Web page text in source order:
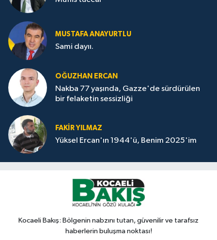
MUSTAFA ANAYURTLU
Sami dayıı.
OĞUZHAN ERCAN
Nakba 77 yaşında, Gazze'de sürdürülen
bir felaketin sessizliği
FAKİR YILMAZ
Yüksel Ercan'ın 1944'ü, Benim 2025'im
Kocaeli Bakış: Bölgenin nabzını tutan, güvenilir ve tarafsız
haberlerin buluşma noktası!